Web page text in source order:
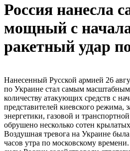
Россия нанесла
мощный с
ракетный удар
Нанесенный Русской армией 26
по Украине стал самым
количеству атакующих средств с
представителей киевского режима,
энергетики, газовой и
обрушено несколько сотен
Воздушная тревога на Украине
часов утра по московскому